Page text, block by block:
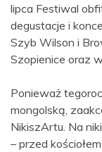
lipca Festiwal
degustacje i
Szyb Wilson i
Szopienice oraz
Ponieważ
mongolską,
NikiszArtu. Na
– przed